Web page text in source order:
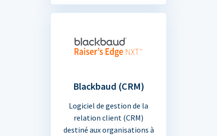
Blackbaud (CRM)
Logiciel de gestion de la
relation client (CRM)
destiné aux organisations à